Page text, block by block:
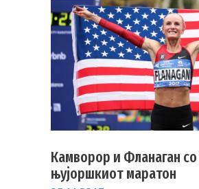
Камворор и Фланаган
њујоршкиот маратон